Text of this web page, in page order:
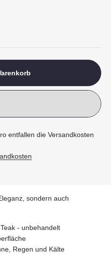
entfallen die Versandkosten
sondern auch
- unbehandelt
Regen und Kälte